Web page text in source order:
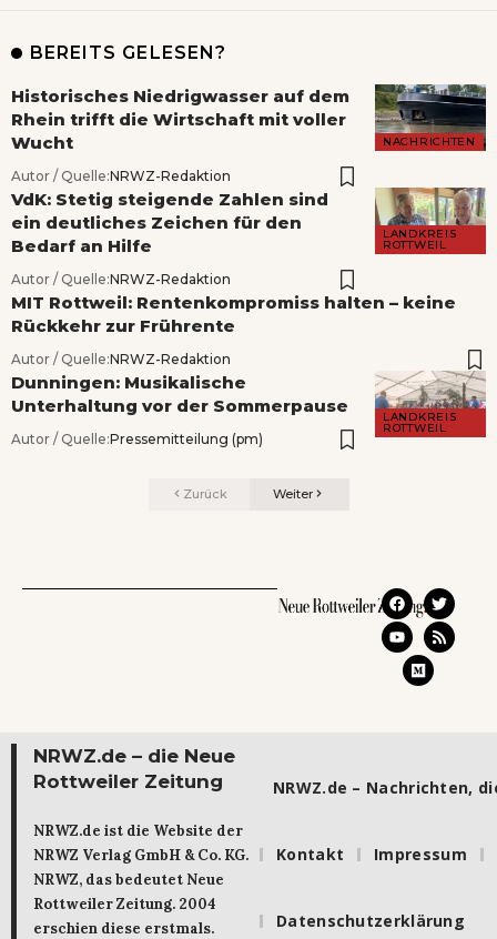
BEREITS GELESEN?
NACHRICHTEN
Historisches Niedrigwasser auf dem
Rhein trifft die Wirtschaft mit voller
Wucht
Autor / Quelle:NRWZ-Redaktion
LANDKREIS
ROTTWEIL
VdK: Stetig steigende Zahlen sind
ein deutliches Zeichen für den
Bedarf an Hilfe
Autor / Quelle:NRWZ-Redaktion
MIT Rottweil: Rentenkompromiss halten – keine
Rückkehr zur Frührente
Autor / Quelle:NRWZ-Redaktion
LANDKREIS
ROTTWEIL
Dunningen: Musikalische
Unterhaltung vor der Sommerpause
Autor / Quelle:Pressemitteilung (pm)
Zurück Weiter
NRWZ.de – die Neue
Rottweiler Zeitung
NRWZ.de ist die Website der
NRWZ Verlag GmbH & Co. KG.
NRWZ, das bedeutet Neue
Rottweiler Zeitung. 2004
erschien diese erstmals.
NRWZ.de – Nachrichten,
Kontakt Impressum
Datenschutzerklärung